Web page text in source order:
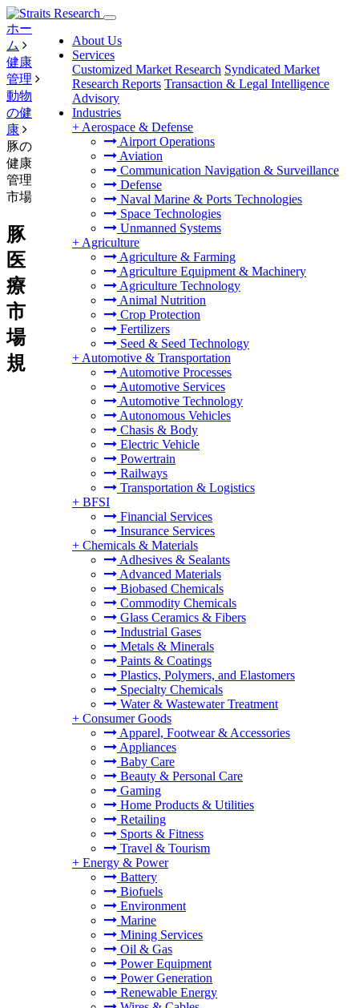
About Us
Services
Customized Market Research Syndicated Market
Research Reports Transaction & Legal Intelligence
Advisory
Industries
+ Aerospace & Defense
Airport Operations
Aviation
Communication Navigation & Surveillance
Defense
Naval Marine & Ports Technologies
Space Technologies
Unmanned Systems
+ Agriculture
Agriculture & Farming
Agriculture Equipment & Machinery
Agriculture Technology
Animal Nutrition
Crop Protection
Fertilizers
Seed & Seed Technology
+ Automotive & Transportation
Automotive Processes
Automotive Services
Automotive Technology
Autonomous Vehicles
Chasis & Body
Electric Vehicle
Powertrain
Railways
Transportation & Logistics
+ BFSI
Financial Services
Insurance Services
+ Chemicals & Materials
Adhesives & Sealants
Advanced Materials
Biobased Chemicals
Commodity Chemicals
Glass Ceramics & Fibers
Industrial Gases
Metals & Minerals
Paints & Coatings
Plastics, Polymers, and Elastomers
Specialty Chemicals
Water & Wastewater Treatment
+ Consumer Goods
Apparel, Footwear & Accessories
Appliances
Baby Care
Beauty & Personal Care
Gaming
Home Products & Utilities
Retailing
Sports & Fitness
Travel & Tourism
+ Energy & Power
Battery
Biofuels
Environment
Marine
Mining Services
Oil & Gas
Power Equipment
Power Generation
Renewable Energy
ホー
ム
健康
管理
動物
の健
康
豚の
健康
管理
市場
豚
医
療
市
場
規